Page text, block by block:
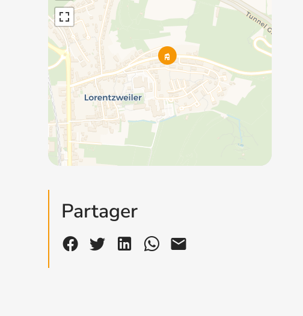
Partager